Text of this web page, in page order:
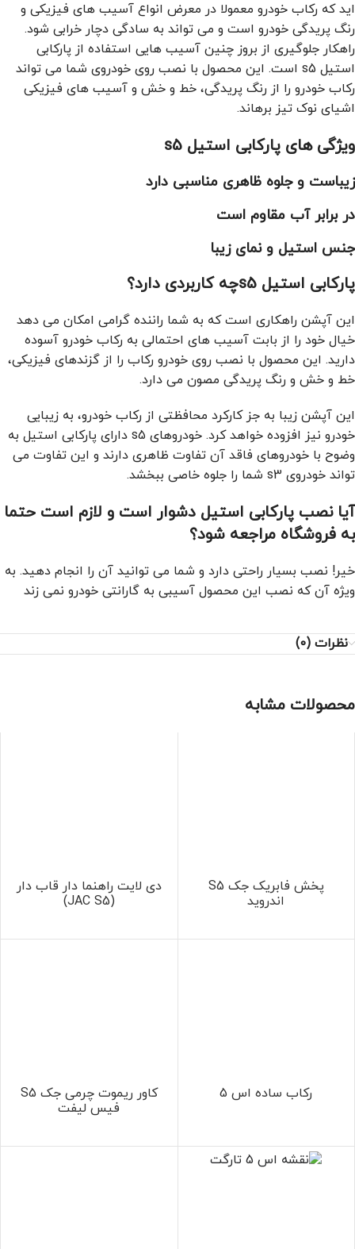
اید که رکاب خودرو معمولا در معرض انواع آسیب های فیزیکی و
رنگ پریدگی خودرو است و می تواند به سادگی دچار خرابی شود.
راهکار جلوگیری از بروز چنین آسیب هایی استفاده از پارکابی
استیل s5 است. این محصول با نصب روی خودروی شما می تواند
رکاب خودرو را از رنگ پریدگی، خط و خش و آسیب های فیزیکی
اشیای نوک تیز برهاند.
ویژگی های پارکابی استیل s5
زیباست و جلوه ظاهری مناسبی دارد
در برابر آب مقاوم است
جنس استیل و نمای زیبا
پارکابی استیل s5 چه کاربردی دارد؟
این آپشن راهکاری است که به شما راننده گرامی امکان می دهد
خیال خود را از بابت آسیب های احتمالی به رکاب خودرو آسوده
دارید. این محصول با نصب روی خودرو رکاب را از گزندهای فیزیکی،
خط و خش و رنگ پریدگی مصون می دارد.
این آپشن زیبا به جز کارکرد محافظتی از رکاب خودرو، به زیبایی
خودرو نیز افزوده خواهد کرد. خودروهای s5 دارای پارکابی استیل به
وضوح با خودروهای فاقد آن تفاوت ظاهری دارند و این تفاوت می
تواند خودروی s3 شما را جلوه خاصی ببخشد.
آیا نصب پارکابی استیل دشوار است و لازم است حتما
به فروشگاه مراجعه شود؟
خیر! نصب بسیار راحتی دارد و شما می توانید آن را انجام دهید. به
ویژه آن که نصب این محصول آسیبی به گارانتی خودرو نمی زند
نظرات (0)
محصولات مشابه
پخش فابریک جک S5
اندروید
دی لایت راهنما دار قاب دار
(JAC S5)
رکاب ساده اس 5
کاور ریموت چرمی جک S5
فیس لیفت